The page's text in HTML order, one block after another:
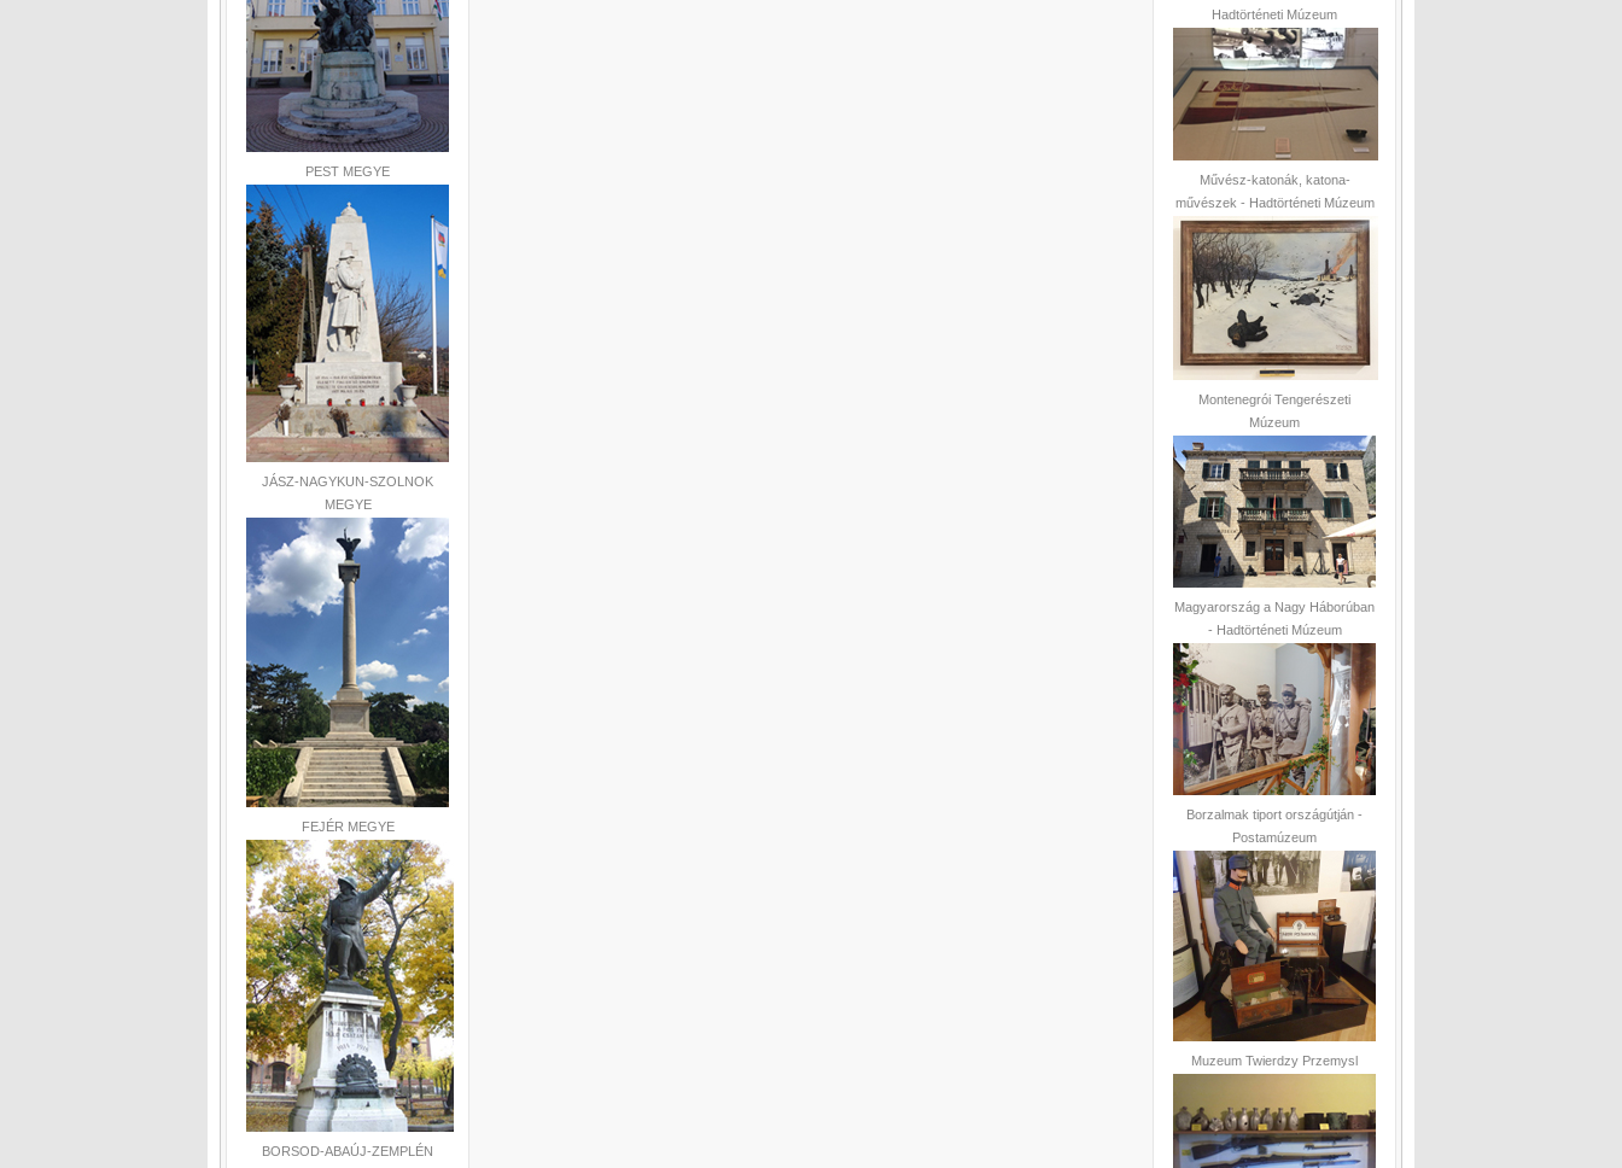
PEST MEGYE
JÁSZ-NAGYKUN-SZOLNOK
MEGYE
FEJÉR MEGYE
BORSOD-ABAÚJ-ZEMPLÉN
Hadtörténeti Múzeum
Művész-katonák, katona-
művészek - Hadtörténeti Múzeum
Montenegrói Tengerészeti
Múzeum
Magyarország a Nagy Háborúban
- Hadtörténeti Múzeum
Borzalmak tiport országútján -
Postamúzeum
Muzeum Twierdzy Przemysl